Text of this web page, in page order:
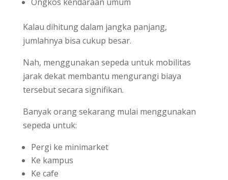
Kalau dihitung dalam jangka panjang,
jumlahnya bisa cukup besar.
Nah, menggunakan sepeda untuk mobilitas
jarak dekat membantu mengurangi biaya
tersebut secara signifikan.
Banyak orang sekarang mulai menggunakan
sepeda untuk:
Pergi ke minimarket
Ke kampus
Ke cafe